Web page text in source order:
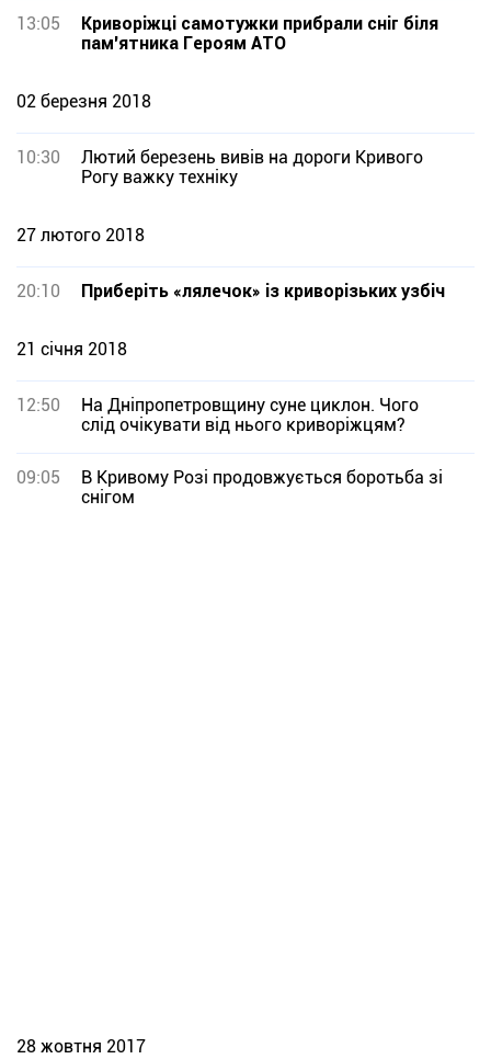
13:05
Криворіжці самотужки прибрали сніг біля
пам'ятника Героям АТО
02 березня 2018
10:30
Лютий березень вивів на дороги Кривого
Рогу важку техніку
27 лютого 2018
20:10 Приберіть «лялечок» із криворізьких узбіч
21 січня 2018
12:50
На Дніпропетровщину суне циклон. Чого
слід очікувати від нього криворіжцям?
09:05
В Кривому Розі продовжується боротьба зі
снігом
28 жовтня 2017